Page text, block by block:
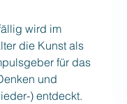
wird im
die Kunst als
für das
und
) entdeckt.